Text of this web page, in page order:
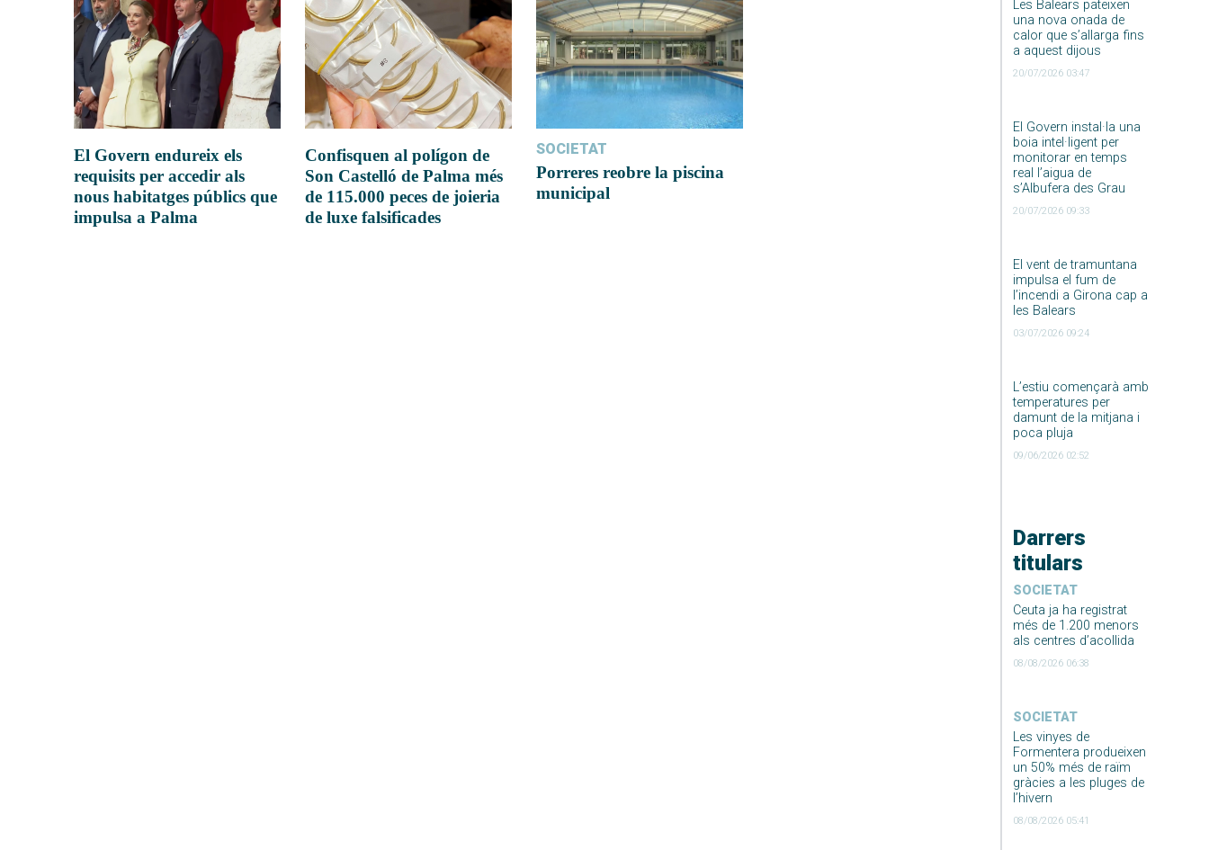
Les Balears pateixen
una nova onada de
calor que s’allarga fins
a aquest dijous
20/07/2026 03:47
El Govern instal·la una
boia intel·ligent per
monitorar en temps
real l’aigua de
s’Albufera des Grau
20/07/2026 09:33
El vent de tramuntana
impulsa el fum de
l’incendi a Girona cap a
les Balears
03/07/2026 09:24
L’estiu començarà amb
temperatures per
damunt de la mitjana i
poca pluja
09/06/2026 02:52
Darrers
titulars
SOCIETAT
Ceuta ja ha registrat
més de 1.200 menors
als centres d’acollida
08/08/2026 06:38
SOCIETAT
Les vinyes de
Formentera produeixen
un 50% més de raïm
gràcies a les pluges de
l’hivern
08/08/2026 05:41
El Govern endureix els
requisits per accedir als
nous habitatges públics que
impulsa a Palma
Confisquen al polígon de
Son Castelló de Palma més
de 115.000 peces de joieria
de luxe falsificades
SOCIETAT
Porreres reobre la piscina
municipal